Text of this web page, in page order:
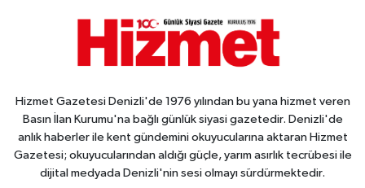
Hizmet Gazetesi Denizli'de 1976 yılından bu yana hizmet veren
Basın İlan Kurumu'na bağlı günlük siyasi gazetedir. Denizli'de
anlık haberler ile kent gündemini okuyucularına aktaran Hizmet
Gazetesi; okuyucularından aldığı güçle, yarım asırlık tecrübesi ile
dijital medyada Denizli'nin sesi olmayı sürdürmektedir.